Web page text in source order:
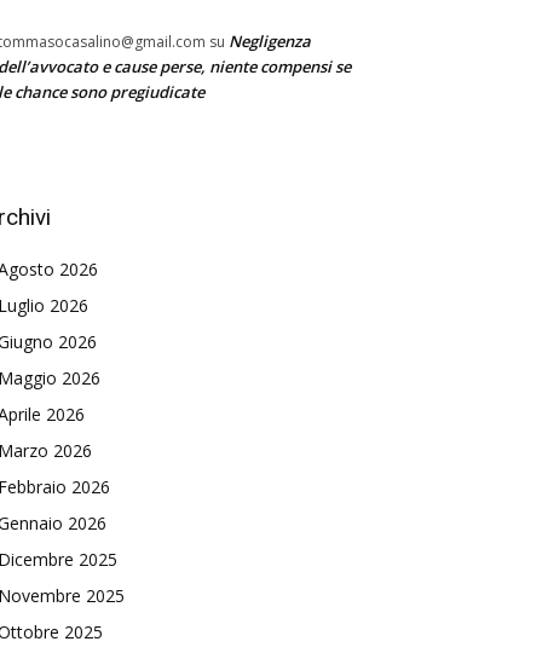
su Negligenza
e cause perse, niente compensi se
chance sono pregiudicate
2026
2026
2026
2026
2026
2026
2026
2026
2025
2025
2025